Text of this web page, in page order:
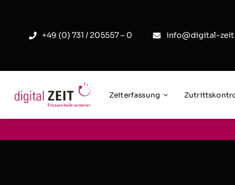
content
+49 (0) 731 / 205557 – 0 info@digital-
Zeiterfassung